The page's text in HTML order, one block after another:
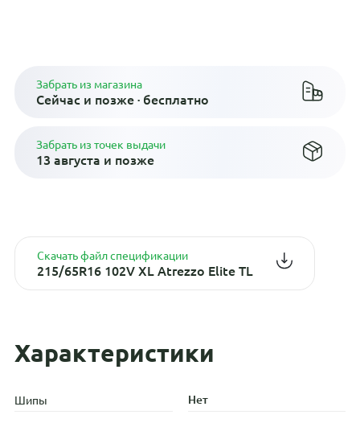
Забрать из магазина
Сейчас и позже · бесплатно
Забрать из точек выдачи
13 августа и позже
Скачать файл спецификации
215/65R16 102V XL Atrezzo Elite TL
Характеристики
Шипы Нет